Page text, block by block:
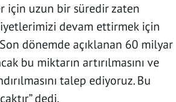
için uzun bir süredir zaten
devam ettirmek için
dönemde açıklanan 60 milyar
bu miktarın artırılmasını ve
talep ediyoruz. Bu
dedi.